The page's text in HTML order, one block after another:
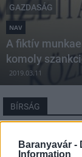
Baranyavár -
Information
GAZDASÁG
NAV
A fiktív
komoly
2019.03.11
BÍRSÁG